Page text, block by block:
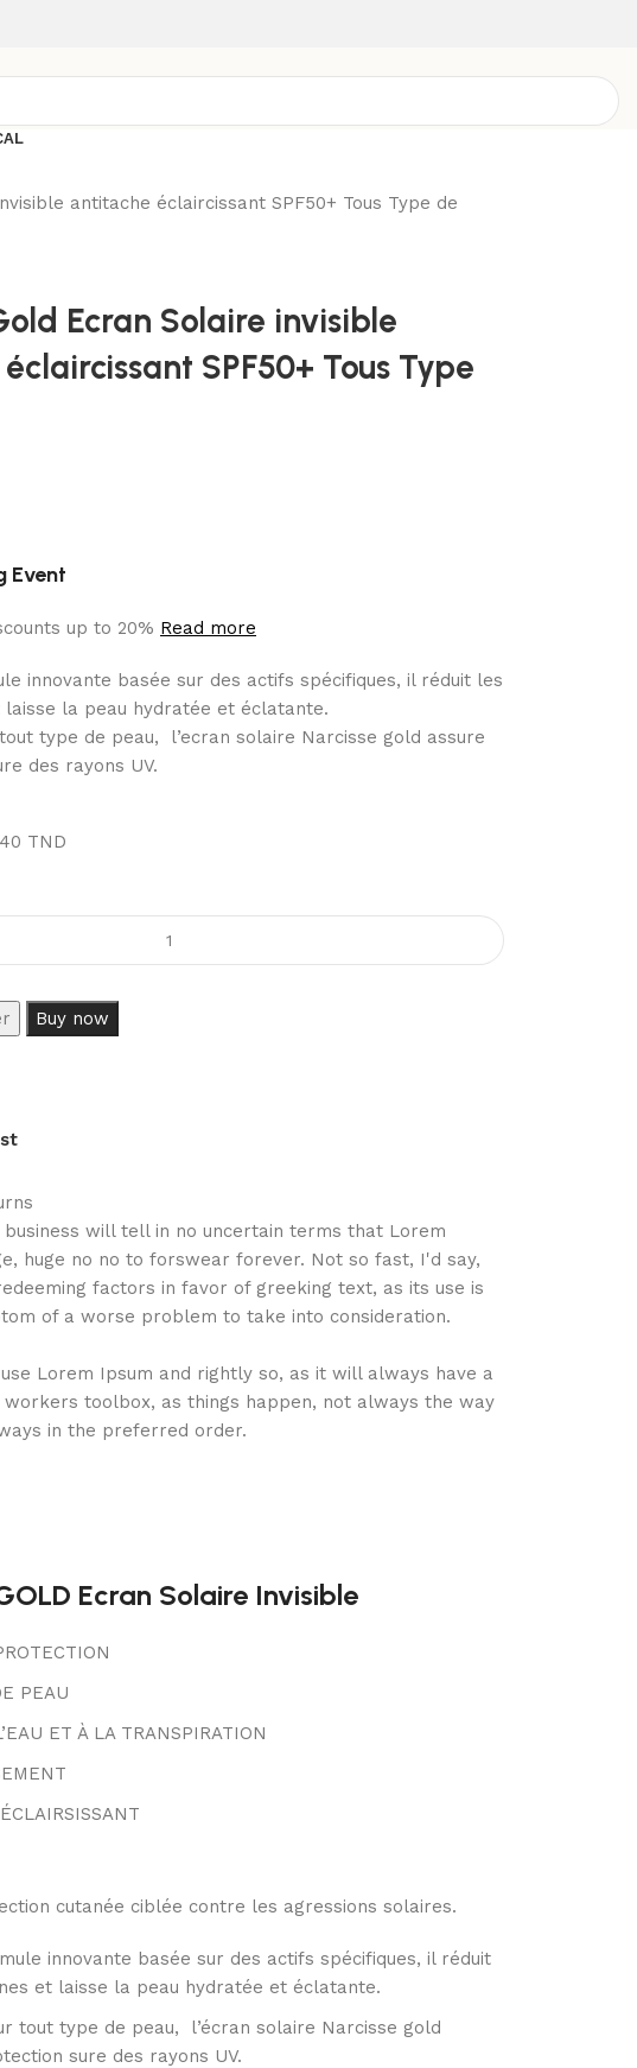
antitache éclaircissant SPF50+ Tous Type de
Ecran Solaire invisible
SPF50+ Tous Type
Event
up to 20% Read more
innovante basée sur des actifs spécifiques, il réduit les
la peau hydratée et éclatante.
type de peau, l’ecran solaire Narcisse gold assure
des rayons UV.
TND
Buy now
business will tell in no uncertain terms that Lorem
huge no no to forswear forever. Not so fast, I'd say,
factors in favor of greeking text, as its use is
of a worse problem to take into consideration.
Lorem Ipsum and rightly so, as it will always have a
toolbox, as things happen, not always the way
in the preferred order.
Ecran Solaire Invisible
PEAU
ET À LA TRANSPIRATION
cutanée ciblée contre les agressions solaires.
innovante basée sur des actifs spécifiques, il réduit
et laisse la peau hydratée et éclatante.
tout type de peau, l’écran solaire Narcisse gold
sure des rayons UV.